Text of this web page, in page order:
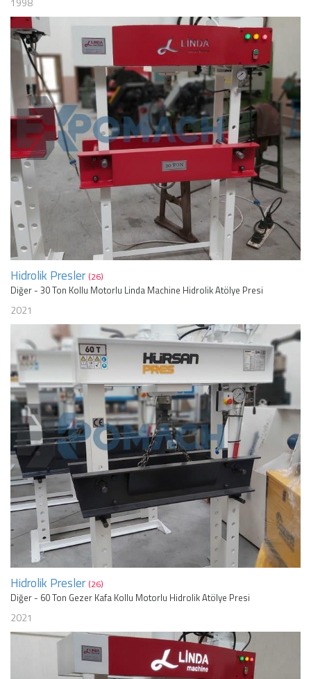
Hidrolik Presler (26)
Diğer - 30 Ton Kollu Motorlu Linda Machine Hidrolik Atölye Presi
2021
Hidrolik Presler (26)
Diğer - 60 Ton Gezer Kafa Kollu Motorlu Hidrolik Atölye Presi
2021